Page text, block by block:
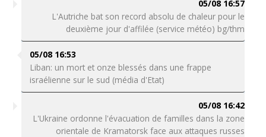
05/08 16:57
L'Autriche bat son record absolu de chaleur pour le
deuxième jour d'affilée (service météo) bg/thm
05/08 16:53
Liban: un mort et onze blessés dans une frappe
israélienne sur le sud (média d'Etat)
05/08 16:42
L'Ukraine ordonne l'évacuation de familles dans la zone
orientale de Kramatorsk face aux attaques russes